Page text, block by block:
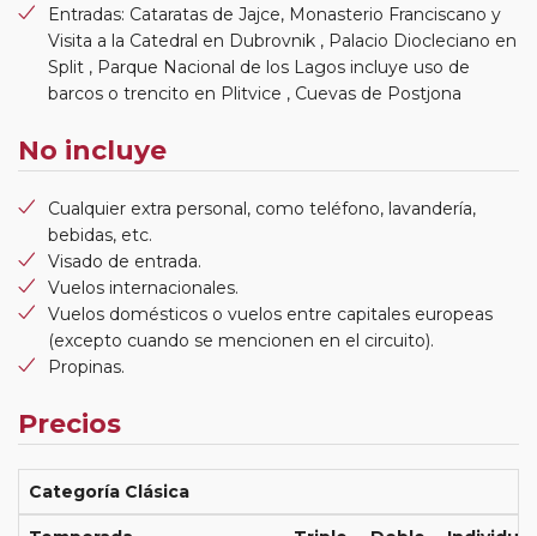
Entradas: Cataratas de Jajce, Monasterio Franciscano y
Visita a la Catedral en Dubrovnik , Palacio Diocleciano en
Split , Parque Nacional de los Lagos incluye uso de
barcos o trencito en Plitvice , Cuevas de Postjona
No incluye
Cualquier extra personal, como teléfono, lavandería,
bebidas, etc.
Visado de entrada.
Vuelos internacionales.
Vuelos domésticos o vuelos entre capitales europeas
(excepto cuando se mencionen en el circuito).
Propinas.
Precios
Categoría Clásica